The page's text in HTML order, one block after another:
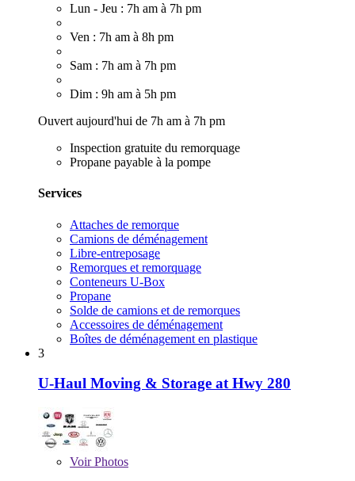
Lun - Jeu : 7h am à 7h pm
Ven : 7h am à 8h pm
Sam : 7h am à 7h pm
Dim : 9h am à 5h pm
Ouvert aujourd'hui de 7h am à 7h pm
Inspection gratuite du remorquage
Propane payable à la pompe
Services
Attaches de remorque
Camions de déménagement
Libre-entreposage
Remorques et remorquage
Conteneurs U-Box
Propane
Solde de camions et de remorques
Accessoires de déménagement
Boîtes de déménagement en plastique
3
U-Haul Moving & Storage at Hwy 280
VoirPhotos